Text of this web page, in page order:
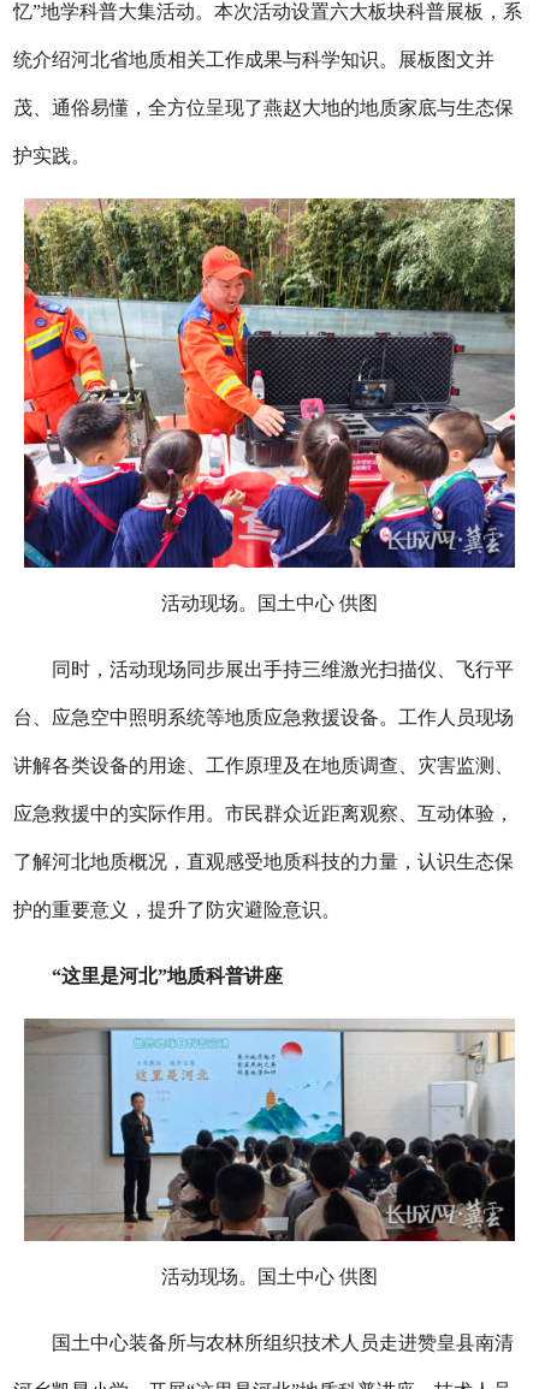
忆”地学科普大集活动。本次活动设置六大板块科普展板，系
统介绍河北省地质相关工作成果与科学知识。展板图文并
茂、通俗易懂，全方位呈现了燕赵大地的地质家底与生态保
护实践。
活动现场。国土中心 供图
同时，活动现场同步展出手持三维激光扫描仪、飞行平
台、应急空中照明系统等地质应急救援设备。工作人员现场
讲解各类设备的用途、工作原理及在地质调查、灾害监测、
应急救援中的实际作用。市民群众近距离观察、互动体验，
了解河北地质概况，直观感受地质科技的力量，认识生态保
护的重要意义，提升了防灾避险意识。
“这里是河北”地质科普讲座
活动现场。国土中心 供图
国土中心装备所与农林所组织技术人员走进赞皇县南清